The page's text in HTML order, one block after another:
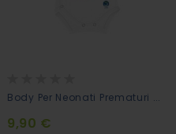
0% Body Per Neonati Prematuri Anallergico - Criceto
9,90 €